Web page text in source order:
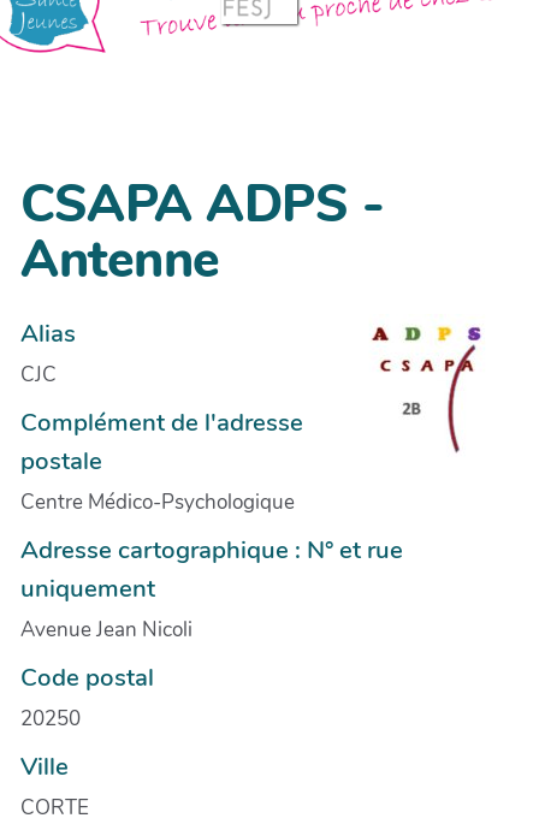
CSAPA ADPS -
Antenne
Alias
CJC
Complément de l'adresse
postale
Centre Médico-Psychologique
Adresse cartographique : N° et rue
uniquement
Avenue Jean Nicoli
Code postal
20250
Ville
CORTE